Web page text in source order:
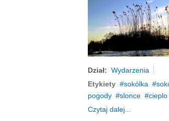
Dział: Wydarzenia
Etykiety
sokólka
pogody
slonce cieplo
Czytaj dalej...